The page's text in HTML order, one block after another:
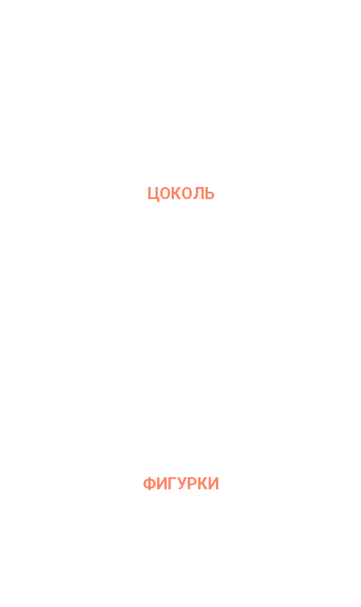
ЦОКОЛЬ
ФИГУРКИ